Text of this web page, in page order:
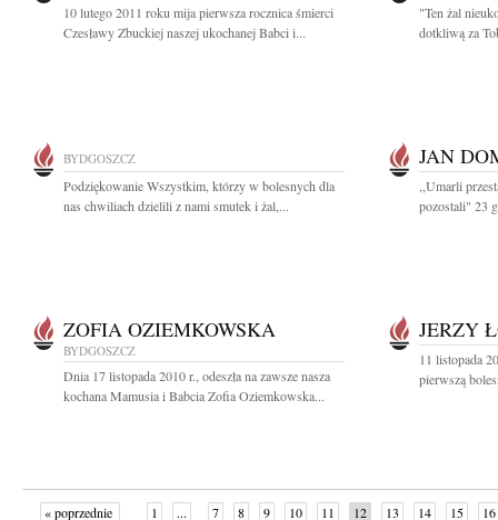
10 lutego 2011 roku mija pierwsza rocznica śmierci
Czesławy Zbuckiej naszej ukochanej Babci i...
"Ten żal
dotkliwą za
BYDGOSZCZ
Podziękowanie Wszystkim, którzy w bolesnych dla
nas chwiliach dzielili z nami smutek i żal,...
JAN
,,Umarli
pozostali" 23
ZOFIA OZIEMKOWSKA
BYDGOSZCZ
Dnia 17 listopada 2010 r., odeszła na zawsze nasza
kochana Mamusia i Babcia Zofia Oziemkowska...
JERZY
11 listopada
pierwszą
« poprzednie 1 ... 7 8 9 10 11 12 13 14 15 16